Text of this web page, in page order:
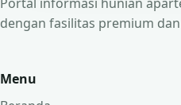
dengan fasilitas premium
Menu